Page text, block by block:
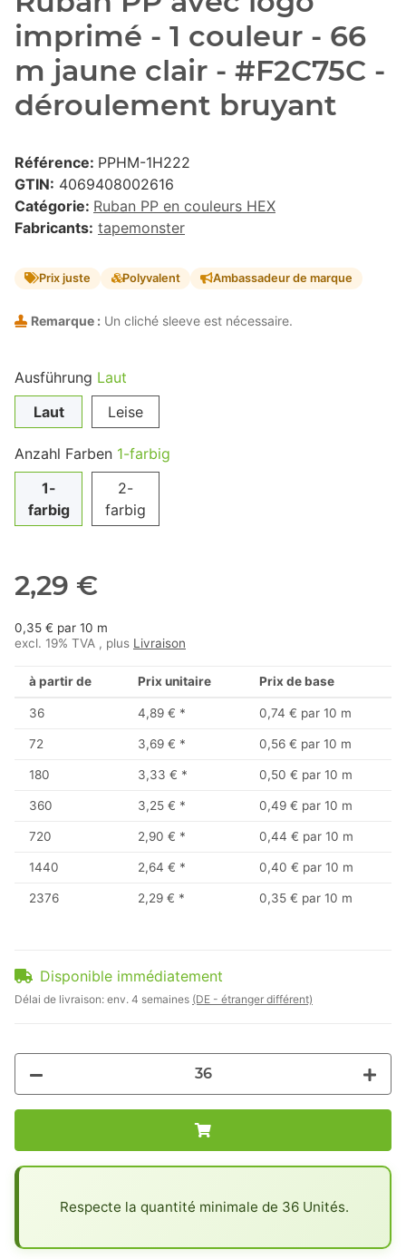
imprimé - 1 couleur - 66
m jaune clair - #F2C75C -
déroulement bruyant
Référence: PPHM-1H222
GTIN: 4069408002616
Catégorie: Ruban PP en couleurs HEX
Fabricants: tapemonster
Prix juste Polyvalent Ambassadeur de marque
Remarque : Un cliché sleeve est nécessaire.
Ausführung Laut
Laut
Leise
Anzahl Farben 1-farbig
1-
farbig
2-
farbig
2,29 €
0,35 € par 10 m
excl. 19% TVA , plus Livraison
à partir de Prix unitaire Prix de base
36 4,89 € * 0,74 € par 10 m
72 3,69 € * 0,56 € par 10 m
180 3,33 € * 0,50 € par 10 m
360 3,25 € * 0,49 € par 10 m
720 2,90 € * 0,44 € par 10 m
1440 2,64 € * 0,40 € par 10 m
2376 2,29 € * 0,35 € par 10 m
Disponible immédiatement
Délai de livraison: env. 4 semaines (DE - étranger différent)
Respecte la quantité minimale de 36 Unités.